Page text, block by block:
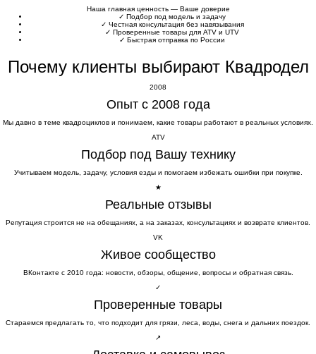
Наша главная ценность — Ваше доверие
✓ Подбор под модель и задачу
✓ Честная консультация без навязывания
✓ Проверенные товары для ATV и UTV
✓ Быстрая отправка по России
Почему клиенты выбирают Квадродел
2008
Опыт с 2008 года
Мы давно в теме квадроциклов и понимаем, какие товары работают в реальных условиях.
ATV
Подбор под Вашу технику
Учитываем модель, задачу, условия езды и помогаем избежать ошибки при покупке.
★
Реальные отзывы
Репутация строится не на обещаниях, а на заказах, консультациях и возврате клиентов.
VK
Живое сообщество
ВКонтакте с 2010 года: новости, обзоры, общение, вопросы и обратная связь.
✓
Проверенные товары
Стараемся предлагать то, что подходит для грязи, леса, воды, снега и дальних поездок.
↗